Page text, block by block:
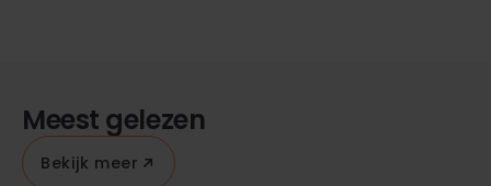
Meest gelezen
Bekijk meer